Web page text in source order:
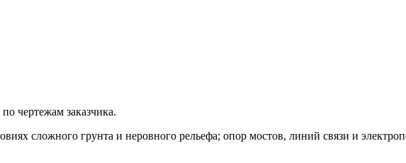
чертежам заказчика.
сложного грунта и неровного рельефа; опор мостов, линий связи и